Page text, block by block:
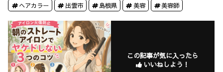
ヘアカラー
出雲市 島根県 美容 美容師
この記事が気に入ったら
いいねしよう！